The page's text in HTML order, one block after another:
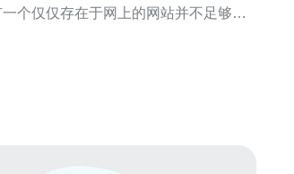
个仅仅存在于网上的网站并不足够，
。在这方面